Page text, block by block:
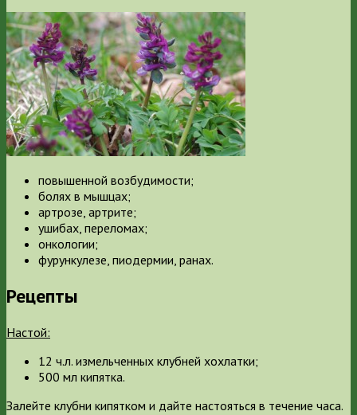
повышенной возбудимости;
болях в мышцах;
артрозе, артрите;
ушибах, переломах;
онкологии;
фурункулезе, пиодермии, ранах.
Рецепты
Настой:
12 ч.л. измельченных клубней хохлатки;
500 мл кипятка.
Залейте клубни кипятком и дайте настояться в течение часа.